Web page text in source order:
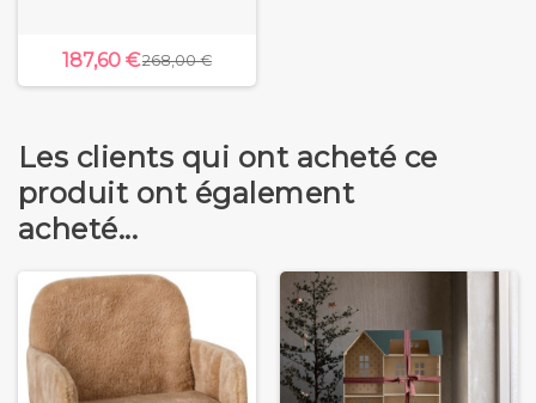
187,60 €268,00 €
Les clients qui ont acheté ce
produit ont également
acheté...